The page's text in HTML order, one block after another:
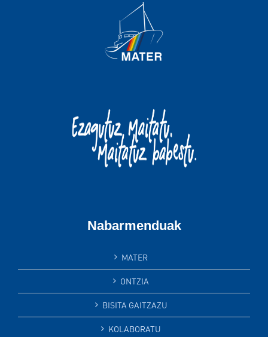
Nabarmenduak
MATER
ONTZIA
BISITA GAITZAZU
KOLABORATU